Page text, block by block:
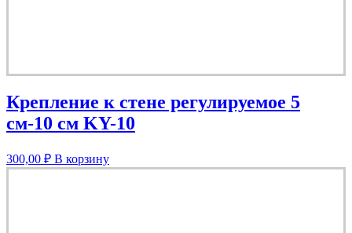
Крепление к стене регулируемое 5
см-10 см KY-10
300,00 ₽ В корзину